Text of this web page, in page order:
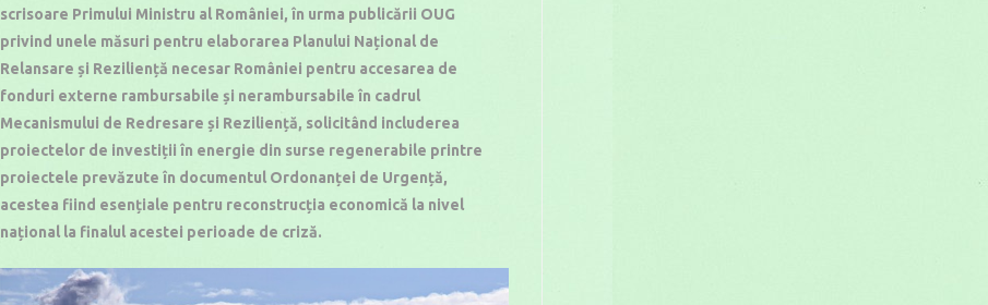
scrisoare Primului Ministru al României, în urma publicării OUG
privind unele măsuri pentru elaborarea Planului Național de
Relansare și Reziliență necesar României pentru accesarea de
fonduri externe rambursabile și nerambursabile în cadrul
Mecanismului de Redresare și Reziliență, solicitând includerea
proiectelor de investiții în energie din surse regenerabile printre
proiectele prevăzute în documentul Ordonanței de Urgență,
acestea fiind esențiale pentru reconstrucția economică la nivel
național la finalul acestei perioade de criză.